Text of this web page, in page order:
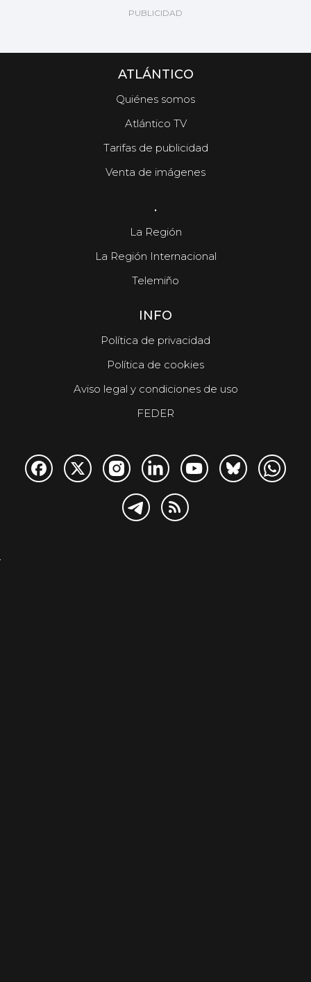
ATLÁNTICO
Quiénes somos
Atlántico TV
Tarifas de publicidad
Venta de imágenes
.
La Región
La Región Internacional
Telemiño
INFO
Política de privacidad
Política de cookies
Aviso legal y condiciones de uso
FEDER